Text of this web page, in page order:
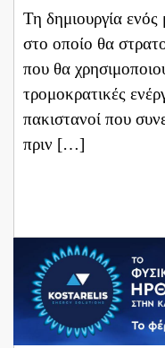
Τη δημιουργία
στο οποίο θα
που θα
τρομοκρατικές
πακιστανοί που
πριν […]